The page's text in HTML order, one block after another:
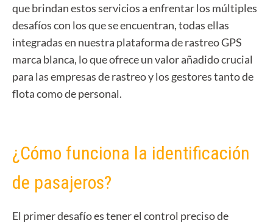
que brindan estos servicios a enfrentar los múltiples
desafíos con los que se encuentran, todas ellas
integradas en nuestra plataforma de rastreo GPS
marca blanca, lo que ofrece un valor añadido crucial
para las empresas de rastreo y los gestores tanto de
flota como de personal.
¿Cómo funciona la identificación
de pasajeros?
El primer desafío es tener el control preciso de